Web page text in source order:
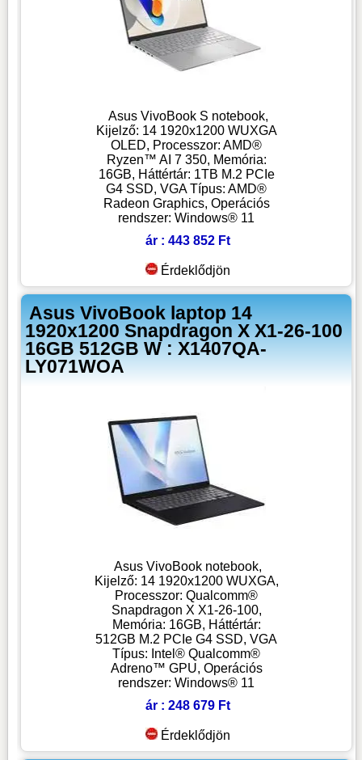
Asus VivoBook S notebook,
Kijelző: 14 1920x1200 WUXGA
OLED, Processzor: AMD®
Ryzen™ AI 7 350, Memória:
16GB, Háttértár: 1TB M.2 PCIe
G4 SSD, VGA Típus: AMD®
Radeon Graphics, Operációs
rendszer: Windows® 11
ár : 443 852 Ft
Érdeklődjön
Asus VivoBook laptop 14
1920x1200 Snapdragon X X1-26-100
16GB 512GB W : X1407QA-
LY071WOA
Asus VivoBook notebook,
Kijelző: 14 1920x1200 WUXGA,
Processzor: Qualcomm®
Snapdragon X X1-26-100,
Memória: 16GB, Háttértár:
512GB M.2 PCIe G4 SSD, VGA
Típus: Intel® Qualcomm®
Adreno™ GPU, Operációs
rendszer: Windows® 11
ár : 248 679 Ft
Érdeklődjön